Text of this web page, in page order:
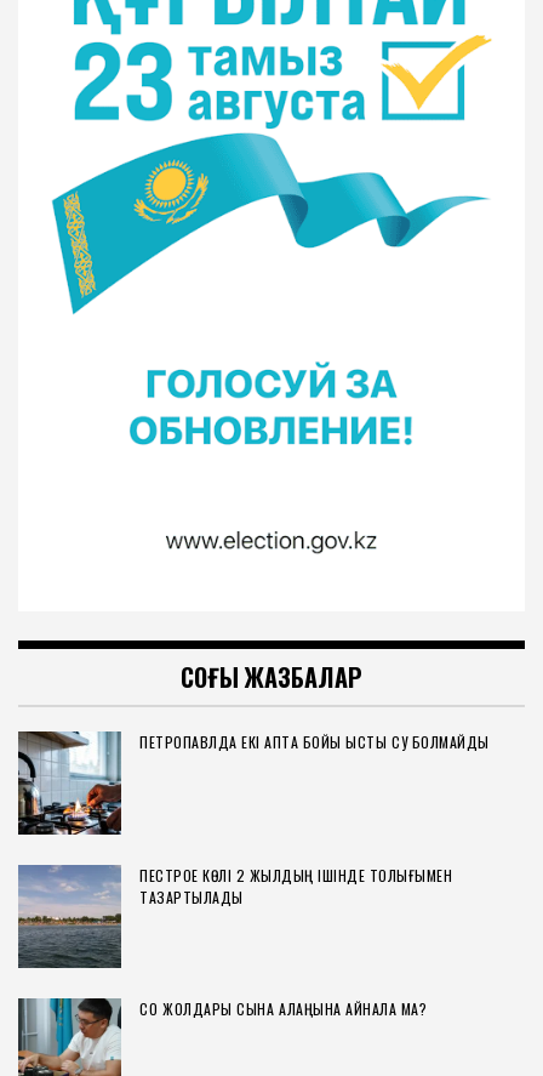
СОҢҒЫ ЖАЗБАЛАР
ПЕТРОПАВЛДА ЕКІ АПТА БОЙЫ ЫСТЫҚ СУ БОЛМАЙДЫ
ПЕСТРОЕ КӨЛІ 2 ЖЫЛДЫҢ ІШІНДЕ ТОЛЫҒЫМЕН
ТАЗАРТЫЛАДЫ
СҚО ЖОЛДАРЫ СЫНАҚ АЛАҢЫНА АЙНАЛА МА?